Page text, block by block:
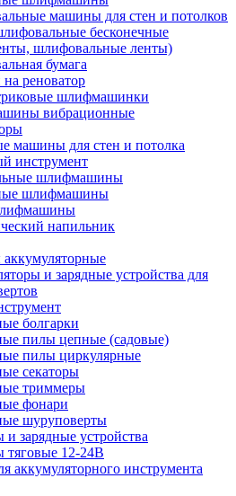
машины для стен и потолков
бесконечные
шлифовальные ленты)
бумага
реноватор
шлифмашинки
вибрационные
машины для стен и потолка
инструмент
шлифмашины
шлифмашины
напильник
и зарядные устройства для
болгарки
пилы цепные (садовые)
пилы циркулярные
секаторы
триммеры
фонари
шуруповерты
зарядные устройства
тяговые 12-24В
аккумуляторного инструмента